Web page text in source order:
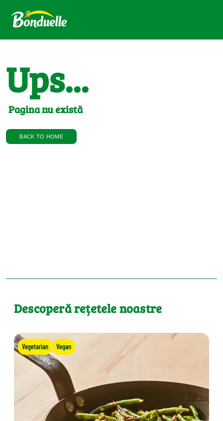
Ups...
Pagina nu există
BACK TO HOME
Descoperă rețetele noastre
Vegetarian Vegan